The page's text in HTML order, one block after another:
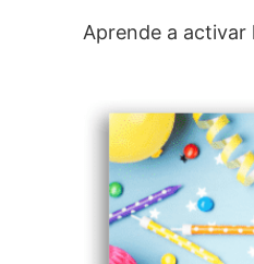
Aprende a activar